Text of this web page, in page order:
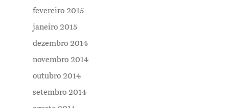
fevereiro 2015
janeiro 2015
dezembro 2014
novembro 2014
outubro 2014
setembro 2014